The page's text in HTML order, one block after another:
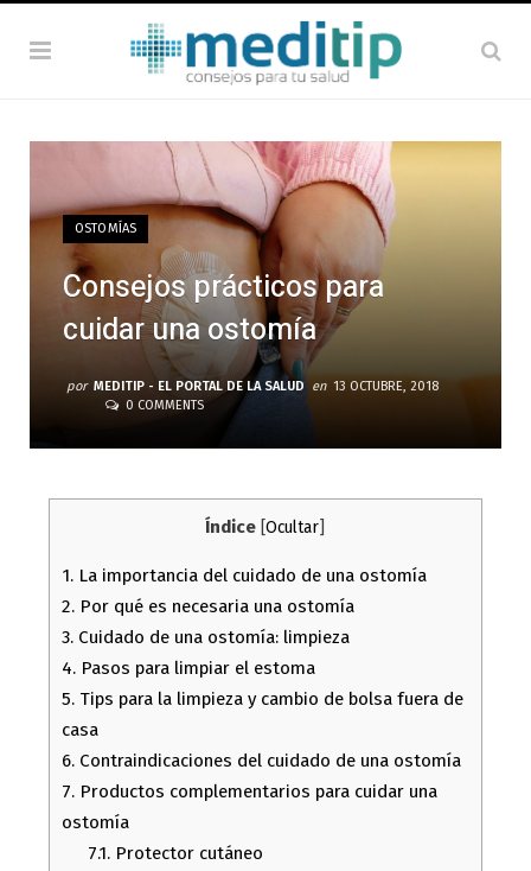
OSTOMÍAS
Consejos prácticos para
cuidar una ostomía
por MEDITIP - EL PORTAL DE LA SALUD en 13 OCTUBRE, 2018
0 COMMENTS
Índice [Ocultar]
1.La importancia del cuidado de una ostomía
2.Por qué es necesaria una ostomía
3.Cuidado de una ostomía: limpieza
4.Pasos para limpiar el estoma
5.Tips para la limpieza y cambio de bolsa fuera de
casa
6.Contraindicaciones del cuidado de una ostomía
7.Productos complementarios para cuidar una
ostomía
7.1. Protector cutáneo